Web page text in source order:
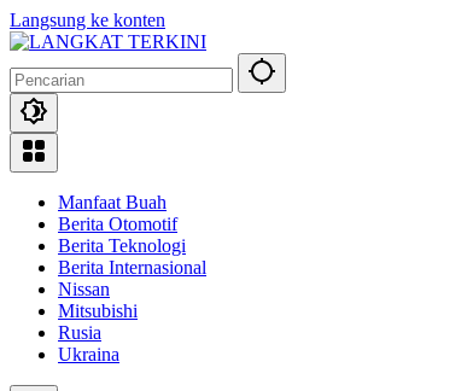
Langsung ke konten
Manfaat Buah
Berita Otomotif
Berita Teknologi
Berita Internasional
Nissan
Mitsubishi
Rusia
Ukraina